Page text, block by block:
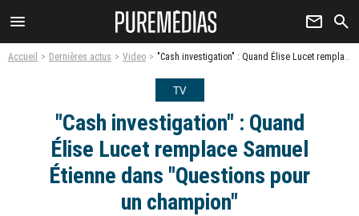
menu newsletter search
Accueil Dernières actus Video "Cash investigation" : Quand Élise Lucet remplace Samuel Étienne dans "Questions pour un champion"
TV
"Cash investigation" : Quand
Élise Lucet remplace Samuel
Étienne dans "Questions pour
un champion"